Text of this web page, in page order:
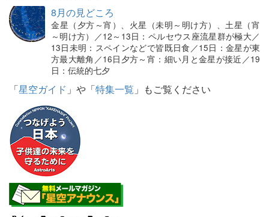
8月の見どころ
金星（夕方～宵）、火星（未明～明け方）、土星（宵
～明け方）／12～13日：ペルセウス座流星群が極大／
13日未明：スペインなどで皆既日食／15日：金星が東
方最大離角／16日夕方～宵：細い月と金星が接近／19
日：伝統的七夕
「星空ガイド 」や「特集一覧 」もご覧ください